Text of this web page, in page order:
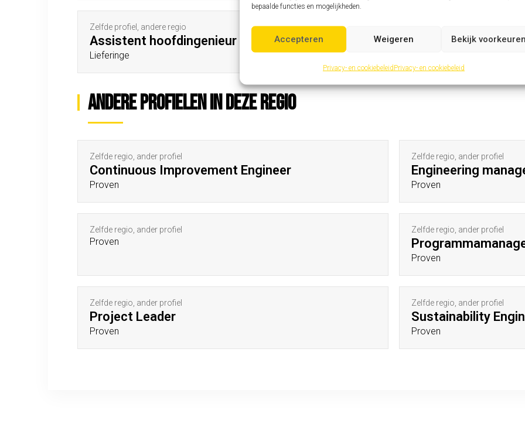
bepaalde functies en mogelijkheden.
Accepteren Weigeren Bekijk voorkeuren
Privacy- en cookiebeleidPrivacy- en cookiebeleid
Zelfde profiel, andere regio
Assistent hoofdingenieur
Lieferinge
Assistent
Andere profielen in deze regio
Zelfde regio, ander profiel
Continuous Improvement Engineer
Proven
Zelfde regio, ander profiel
Engineering
Proven
Zelfde regio, ander profiel
Proven
Zelfde regio, ander profiel
Proven
Zelfde regio, ander profiel
Project Leader
Proven
Zelfde regio, ander profiel
Sustainability
Proven